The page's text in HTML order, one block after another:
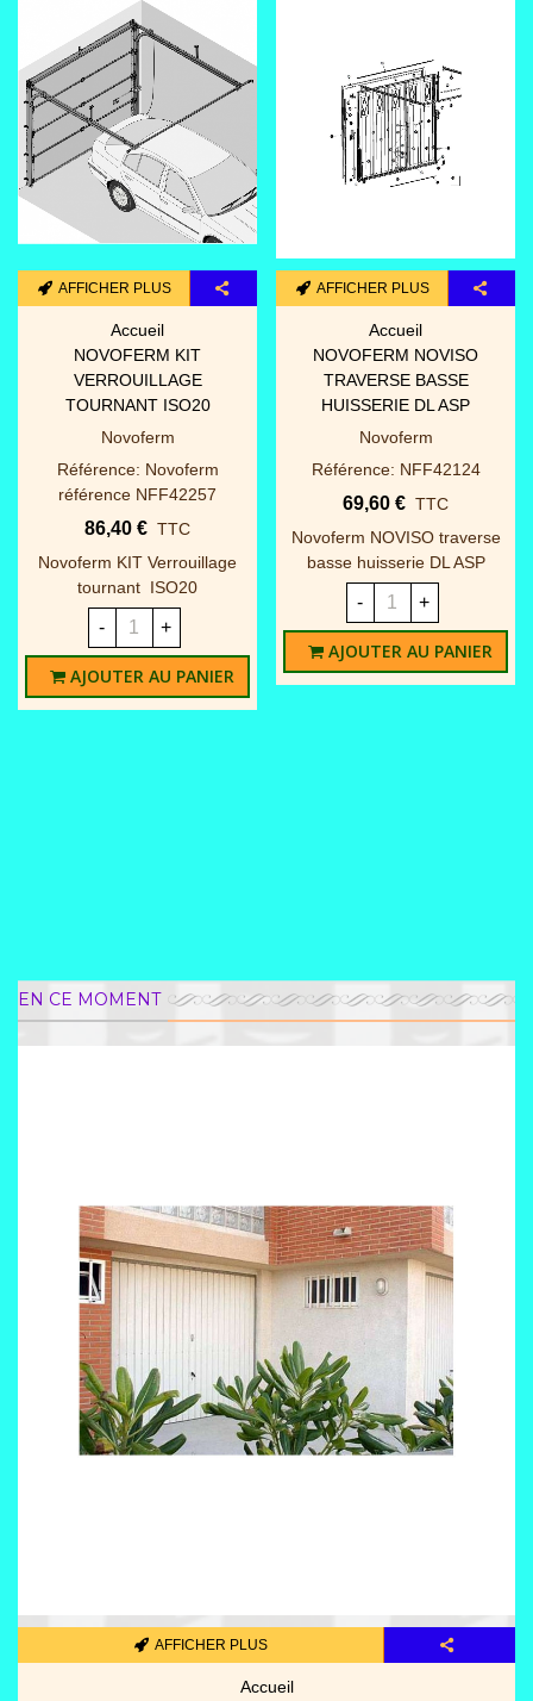
AFFICHER PLUS
Accueil
NOVOFERM KIT
VERROUILLAGE
TOURNANT ISO20
Novoferm
Référence: Novoferm
référence NFF42257
86,40 € TTC
Novoferm KIT Verrouillage
tournant ISO20
- +
AJOUTER AU PANIER
AFFICHER PLUS
Accueil
NOVOFERM NOVISO
TRAVERSE BASSE
HUISSERIE DL ASP
Novoferm
Référence: NFF42124
69,60 € TTC
Novoferm NOVISO traverse
basse huisserie DL ASP
- +
AJOUTER AU PANIER
EN CE MOMENT
AFFICHER PLUS
Accueil